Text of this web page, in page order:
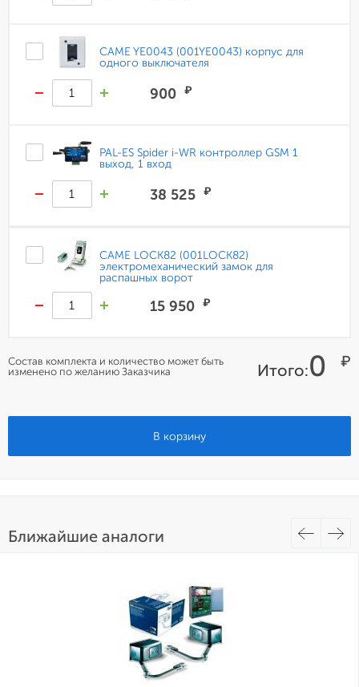
CAME YE0043 (001YE0043) корпус для
одного выключателя
900 ₽
PAL-ES Spider i-WR контроллер GSM 1
выход, 1 вход
38 525 ₽
CAME LOCK82 (001LOCK82)
электромеханический замок для
распашных ворот
15 950 ₽
Состав комплекта и количество может быть
изменено по желанию Заказчика
Итого:0 ₽
В корзину
Ближайшие аналоги